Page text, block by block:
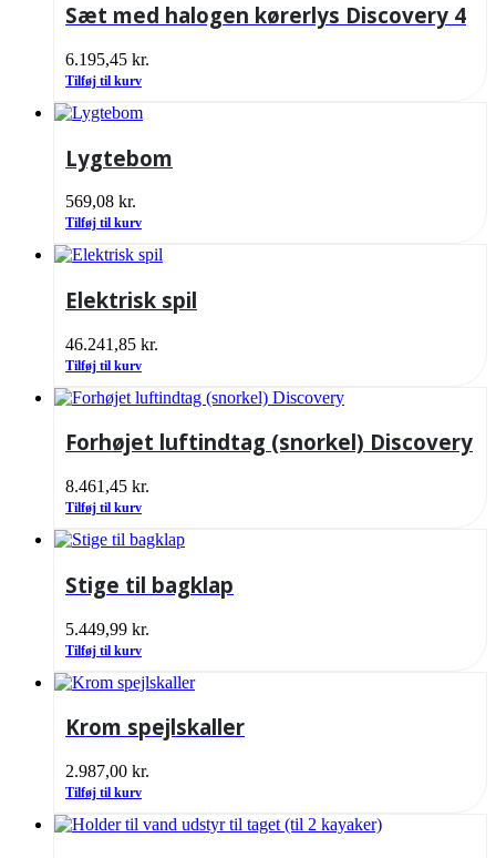
Sæt med halogen kørerlys Discovery 4
6.195,45 kr.
Tilføj til kurv
Lygtebom
569,08 kr.
Tilføj til kurv
Elektrisk spil
46.241,85 kr.
Tilføj til kurv
Forhøjet luftindtag (snorkel) Discovery
8.461,45 kr.
Tilføj til kurv
Stige til bagklap
5.449,99 kr.
Tilføj til kurv
Krom spejlskaller
2.987,00 kr.
Tilføj til kurv